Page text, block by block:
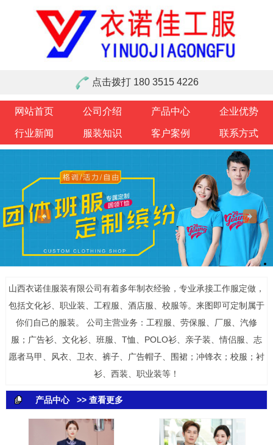
点击拨打 180 3515 4226
网站首页 公司介绍 产品中心 企业优势
行业新闻 服装知识 客户案例 联系方式
山西衣诺佳服装有限公司有着多年制衣经验，专业承接工作服定做，
包括文化衫、职业装、工程服、酒店服、校服等。来图即可定制属于
你们自己的服装。 公司主营业务：工程服、劳保服、厂服、汽修
服；广告衫、文化衫、班服、T恤、POLO衫、亲子装、情侣服、志
愿者马甲、风衣、卫衣、裤子、广告帽子、围裙；冲锋衣；校服；衬
衫、西装、职业装等！
产品中心 >> 查看更多